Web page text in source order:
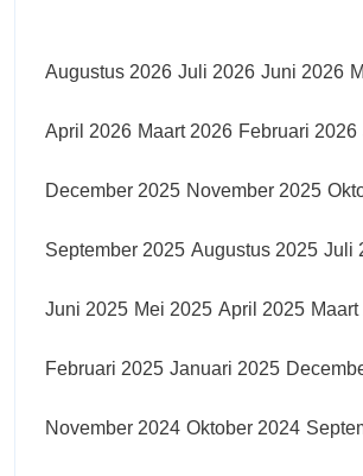
Augustus 2026 Juli 2026 Juni 2026
April 2026 Maart 2026 Februari 2026
December 2025 November 2025
September 2025 Augustus 2025 Juli
Juni 2025 Mei 2025 April 2025
Februari 2025 Januari 2025
November 2024 Oktober 2024